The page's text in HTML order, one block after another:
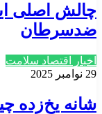
چالش اصلی
ضدسرطان
اخبار اقتصاد سلامت
29 نوامبر 2025
شانه یخ‌زده